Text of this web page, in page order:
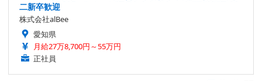
二新卒歓迎
株式会社alBee
愛知県
月給27万8,700円～55万円
正社員